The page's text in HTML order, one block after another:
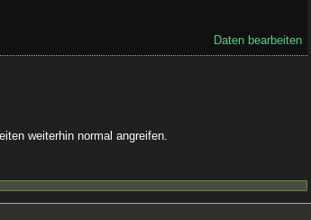
Daten bearbeiten
weiterhin normal angreifen.